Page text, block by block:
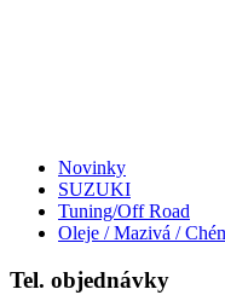
Novinky
SUZUKI
Tuning/Off Road
Oleje / Mazivá /
Tel. objednávky